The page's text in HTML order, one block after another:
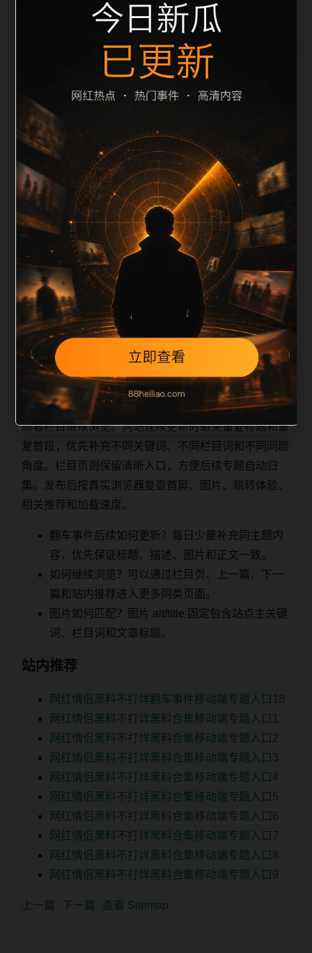
文、图片 alt、title 之
栏目内容归集
间识别一致主题。后续每日采集时，建议继续执行远程
图片本地化、坏图默认图兜底、标题去重和 description
长度过滤。如果同一主题下有多个相近页面，应通过不
同角度补充事件背景、访问场景、相关问题或专题入
口，降低站群页面之间的重复感。页面底部保留同类推
荐、上一篇下一篇和 sitemap 入口，保证重要页面点击
深度尽量控制在三次以内。正文维护时可按用户搜索路
径补充三类信息：入口是否稳定、同栏目还有哪些可继
续阅读、移动端打开时图片和摘要是否一致。每次新增
内容后同步检查标题、description、canonical、主题
图、alt、title和推荐链接，确保页面既能被搜索引擎理
解，也能让真实用户
相关问题与推荐
顺着栏目继续浏览。同站连续更新时避免重复标题和重
复首段，优先补充不同关键词、不同栏目词和不同问题
角度。栏目页则保留清晰入口，方便后续专题自动归
集。发布后按真实浏览器复查首屏、图片、跳转体验、
相关推荐和加载速度。
翻车事件后续如何更新？每日少量补充同主题内
容，优先保证标题、描述、图片和正文一致。
如何继续浏览？可以通过栏目页、上一篇、下一
篇和站内推荐进入更多同类页面。
图片如何匹配？图片 alt/title 固定包含站点主关键
词、栏目词和文章标题。
站内推荐
网红情侣黑料不打烊翻车事件移动端专题入口18
网红情侣黑料不打烊黑料合集移动端专题入口1
网红情侣黑料不打烊黑料合集移动端专题入口2
网红情侣黑料不打烊黑料合集移动端专题入口3
网红情侣黑料不打烊黑料合集移动端专题入口4
网红情侣黑料不打烊黑料合集移动端专题入口5
网红情侣黑料不打烊黑料合集移动端专题入口6
网红情侣黑料不打烊黑料合集移动端专题入口7
网红情侣黑料不打烊黑料合集移动端专题入口8
网红情侣黑料不打烊黑料合集移动端专题入口9
上一篇 下一篇 查看 Sitemap